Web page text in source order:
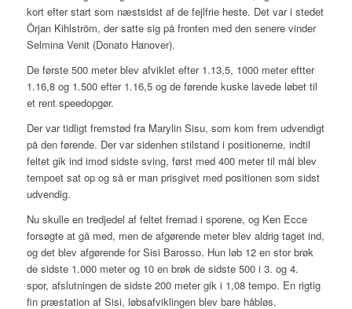
kort efter start som næstsidst af de fejlfrie heste. Det var i stedet
Örjan Kihlström, der satte sig på fronten med den senere vinder
Selmina Venit (Donato Hanover).
De første 500 meter blev afviklet efter 1.13,5, 1000 meter eftter
1.16,8 og 1.500 efter 1.16,5 og de førende kuske lavede løbet til
et rent speedopgør.
Der var tidligt fremstød fra Marylin Sisu, som kom frem udvendigt
på den førende. Der var sidenhen stilstand i positionerne, indtil
feltet gik ind imod sidste sving, først med 400 meter til mål blev
tempoet sat op og så er man prisgivet med positionen som sidst
udvendig.
Nu skulle en tredjedel af feltet fremad i sporene, og Ken Ecce
forsøgte at gå med, men de afgørende meter blev aldrig taget ind,
og det blev afgørende for Sisi Barosso. Hun løb 12 en stor brøk
de sidste 1.000 meter og 10 en brøk de sidste 500 i 3. og 4.
spor, afslutningen de sidste 200 meter gik i 1,08 tempo. En rigtig
fin præstation af Sisi, løbsafviklingen blev bare håbløs.